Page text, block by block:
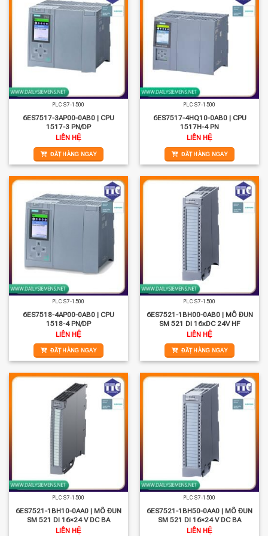
PLC S7-1500
6ES7517-3AP00-0AB0 | CPU
1517-3 PN/DP
LIÊN HỆ
ĐẶT HÀNG NGAY
PLC S7-1500
6ES7517-4HQ10-0AB0 | CPU
1517H-4 PN
LIÊN HỆ
ĐẶT HÀNG NGAY
PLC S7-1500
6ES7518-4AP00-0AB0 | CPU
1518-4 PN/DP
LIÊN HỆ
ĐẶT HÀNG NGAY
PLC S7-1500
6ES7521-1BH00-0AB0 | MÔ ĐUN
SM 521 DI 16xDC 24V HF
LIÊN HỆ
ĐẶT HÀNG NGAY
PLC S7-1500
6ES7521-1BH10-0AA0 | MÔ ĐUN
SM 521 DI 16×24 V DC BA
LIÊN HỆ
PLC S7-1500
6ES7521-1BH50-0AA0 | MÔ ĐUN
SM 521 DI 16×24 V DC BA
LIÊN HỆ